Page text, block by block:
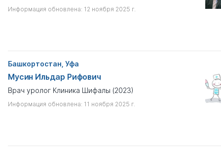
Информация обновлена: 12 ноября 2025 г.
Башкортостан, Уфа
Мусин Ильдар Рифович
Врач уролог Клиника Шифалы (2023)
Информация обновлена: 11 ноября 2025 г.